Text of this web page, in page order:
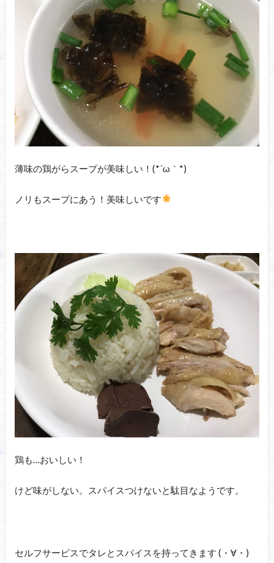
薄味の鶏がらスープが美味しい！(*´ω｀*)
ノリもスープにあう！美味しいです
鶏も…おいしい！
けど味がしない。スパイスつけないと駄目なようです。
セルフサービスでタレとスパイスを持ってきます (・∀・)